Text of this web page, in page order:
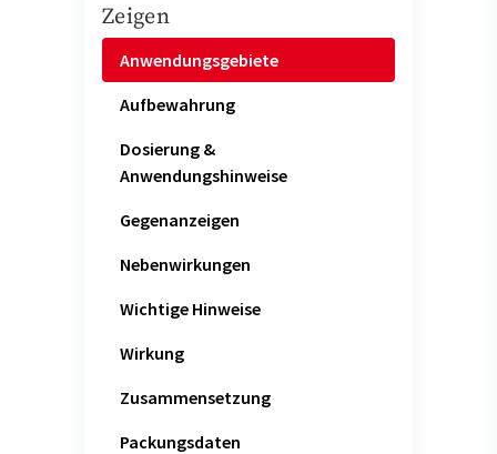
Zeigen
Anwendungsgebiete
Aufbewahrung
Dosierung &
Anwendungshinweise
Gegenanzeigen
Nebenwirkungen
Wichtige Hinweise
Wirkung
Zusammensetzung
Packungsdaten